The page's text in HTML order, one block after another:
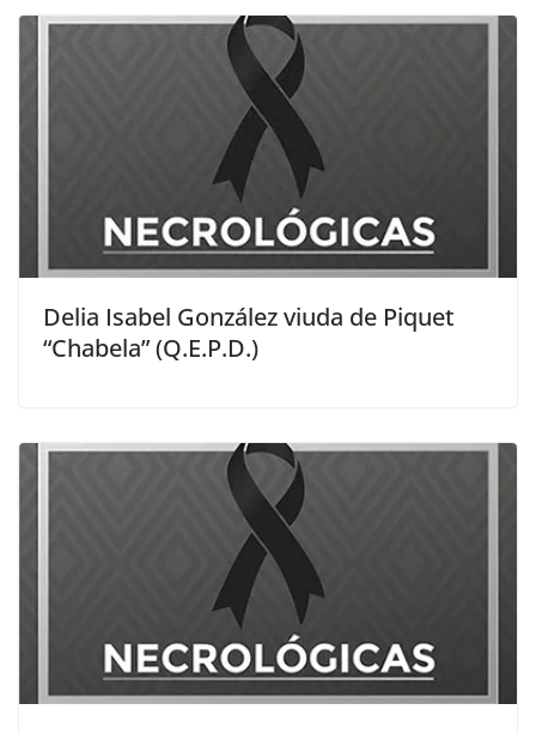
Delia Isabel González viuda de Piquet
“Chabela” (Q.E.P.D.)